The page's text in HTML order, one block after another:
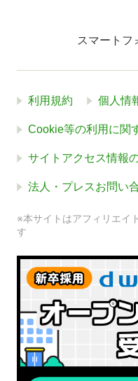
スマートフ
利用規約 個人情
Cookie等の利用に関
サイトアクセス情報
法人・プレスお問い
※本サイトはアフィリエイ
す